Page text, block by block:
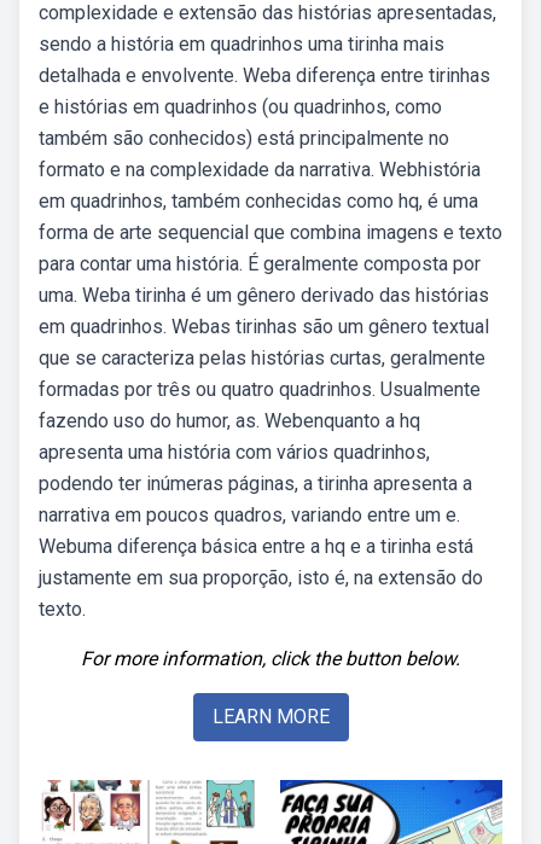
complexidade e extensão das histórias apresentadas,
sendo a história em quadrinhos uma tirinha mais
detalhada e envolvente. Weba diferença entre tirinhas
e histórias em quadrinhos (ou quadrinhos, como
também são conhecidos) está principalmente no
formato e na complexidade da narrativa. Webhistória
em quadrinhos, também conhecidas como hq, é uma
forma de arte sequencial que combina imagens e texto
para contar uma história. É geralmente composta por
uma. Weba tirinha é um gênero derivado das histórias
em quadrinhos. Webas tirinhas são um gênero textual
que se caracteriza pelas histórias curtas, geralmente
formadas por três ou quatro quadrinhos. Usualmente
fazendo uso do humor, as. Webenquanto a hq
apresenta uma história com vários quadrinhos,
podendo ter inúmeras páginas, a tirinha apresenta a
narrativa em poucos quadros, variando entre um e.
Webuma diferença básica entre a hq e a tirinha está
justamente em sua proporção, isto é, na extensão do
texto.
For more information, click the button below.
LEARN MORE